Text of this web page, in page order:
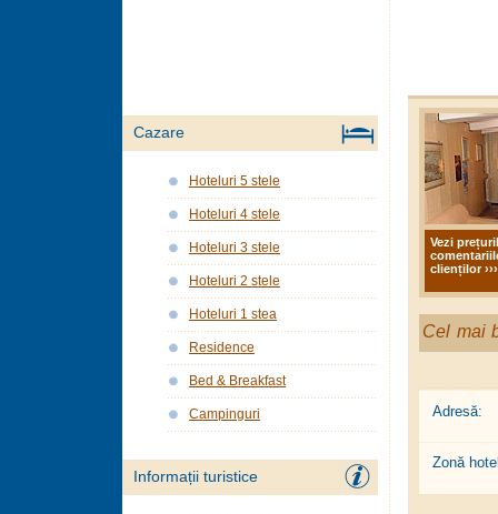
Vezi
clienților ›››
Cel mai
Adresă:
Zonă
Cazare
Hoteluri 5 stele
Hoteluri 4 stele
Hoteluri 3 stele
Hoteluri 2 stele
Hoteluri 1 stea
Residence
Bed & Breakfast
Campinguri
Informații turistice